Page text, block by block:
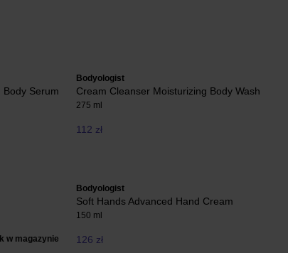
Body Serum
Bodyologist
Cream Cleanser Moisturizing Body Wash
275 ml
112 zł
w magazynie
Bodyologist
Soft Hands Advanced Hand Cream
150 ml
126 zł